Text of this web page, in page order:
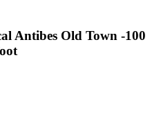
Antibes Old Town -100